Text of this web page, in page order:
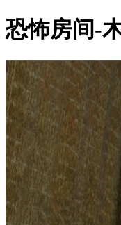
恐怖房间-